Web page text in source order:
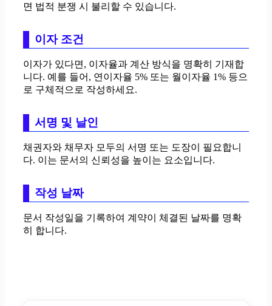
면 법적 분쟁 시 불리할 수 있습니다.
이자 조건
이자가 있다면, 이자율과 계산 방식을 명확히 기재합
니다. 예를 들어, 연이자율 5% 또는 월이자율 1% 등으
로 구체적으로 작성하세요.
서명 및 날인
채권자와 채무자 모두의 서명 또는 도장이 필요합니
다. 이는 문서의 신뢰성을 높이는 요소입니다.
작성 날짜
문서 작성일을 기록하여 계약이 체결된 날짜를 명확
히 합니다.